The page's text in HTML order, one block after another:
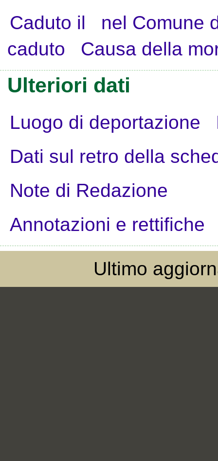
Caduto il
nel Comune
caduto
Causa della
Ulteriori dati
Luogo di deportazione
Dati sul retro della
Note di Redazione
Annotazioni e rettifiche
Ultimo